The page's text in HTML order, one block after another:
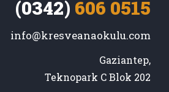
(0342) 606 0515
info@kresveanaokulu.com
Gaziantep,
Teknopark C Blok 202